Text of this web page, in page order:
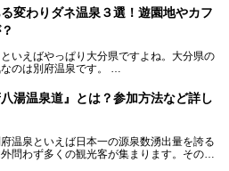
PR】
のPR記事です。
もに日本一の温泉県とも言われる大分県。
とめました。
!
県の別府温泉」に注目してみました。
ススメする温泉施設を紹介しちゃいます！
変わりダネ温泉３選！遊園地やカフ
といえばやっぱり大分県ですよね。大分県の
のは別府温泉です。
せん。
る以外にも、別府地獄巡りや砂湯などは有
も多く、家庭やマンションにも温泉を引い
ます。
湯温泉道』とは？参加方法など詳し
温泉といえば日本一の源泉数湧出量を誇る
問わず多くの観光客が集まります。その別